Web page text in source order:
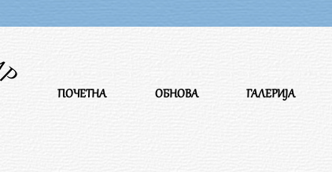
ПОЧЕТНА ОБНОВА ГАЛЕРИЈА